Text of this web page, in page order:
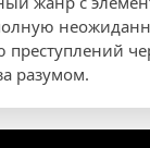
преступлений
разумом.